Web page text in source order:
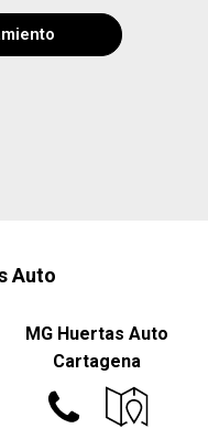
Auto
MG Huertas Auto
Cartagena